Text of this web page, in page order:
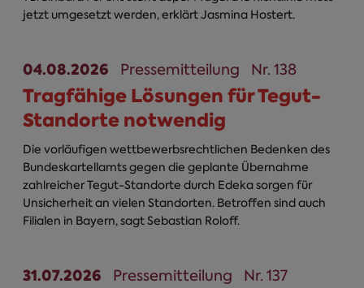
jetzt umgesetzt werden, erklärt Jasmina Hostert.
04.08.2026 Pressemitteilung Nr. 138
Tragfähige Lösungen für Tegut-
Standorte notwendig
Die vorläufigen wettbewerbsrechtlichen Bedenken des
Bundeskartellamts gegen die geplante Übernahme
zahlreicher Tegut-Standorte durch Edeka sorgen für
Unsicherheit an vielen Standorten. Betroffen sind auch
Filialen in Bayern, sagt Sebastian Roloff.
31.07.2026 Pressemitteilung Nr. 137